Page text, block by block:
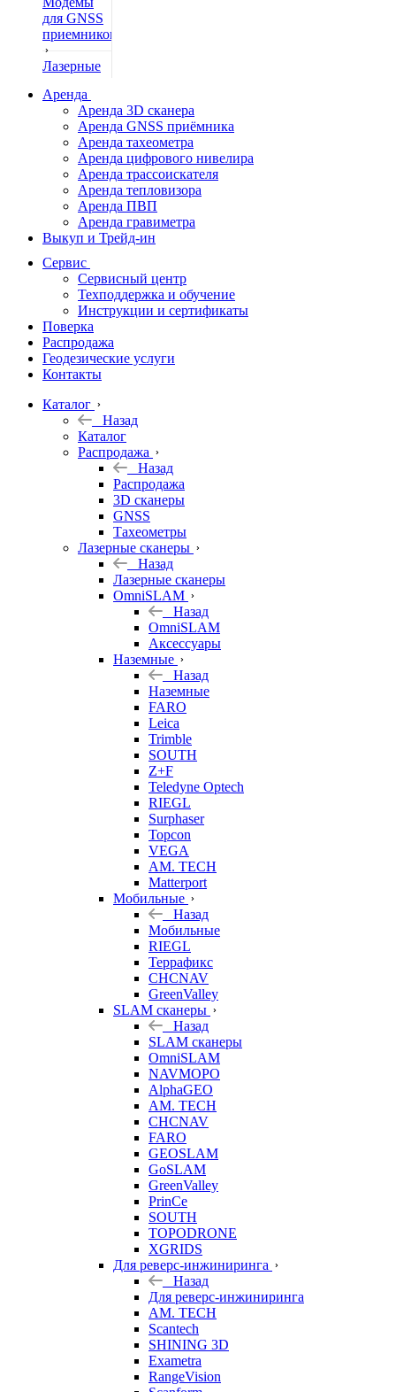
для GNSS
приемников
Лазерные
Нивелиры
Теодолиты
Трассоискатели
Неразрушающий
контроль
Аксессуары
Софт
Георадары
Акции
Гидрография
Подбор
оборудования
по задачам
Архив
Геодезическое
оборудование
Аренда
Аренда 3D сканера
Аренда GNSS приёмника
Аренда тахеометра
Аренда цифрового нивелира
Аренда трассоискателя
Аренда тепловизора
Аренда ПВП
Аренда гравиметра
Выкуп и Трейд-ин
Сервис
Сервисный центр
Техподдержка и обучение
Инструкции и сертификаты
Поверка
Распродажа
Геодезические услуги
Контакты
Каталог
Назад
Каталог
Распродажа
Назад
Распродажа
3D сканеры
GNSS
Тахеометры
Лазерные сканеры
Назад
Лазерные сканеры
OmniSLAM
Назад
OmniSLAM
Аксессуары
Наземные
Назад
Наземные
FARO
Leica
Trimble
SOUTH
Z+F
Teledyne Optech
RIEGL
Surphaser
Topcon
VEGA
AM. TECH
Matterport
Мобильные
Назад
Мобильные
RIEGL
Террафикс
CHCNAV
GreenValley
SLAM сканеры
Назад
SLAM сканеры
OmniSLAM
NAVMOPO
AlphaGEO
AM. TECH
CHCNAV
FARO
GEOSLAM
GoSLAM
GreenValley
PrinCe
SOUTH
TOPODRONE
XGRIDS
Для реверс-инжиниринга
Назад
Для реверс-инжиниринга
AM. TECH
Scantech
SHINING 3D
Exametra
RangeVision